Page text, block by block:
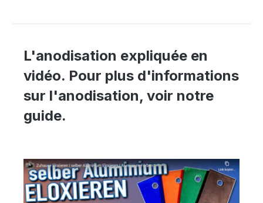
L'anodisation expliquée en
vidéo. Pour plus d'informations
sur l'anodisation, voir notre
guide.